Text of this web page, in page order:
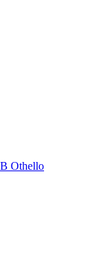
Othello